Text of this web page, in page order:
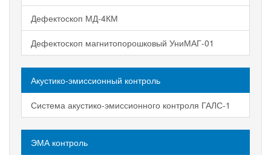
Дефектоскоп МД-4КМ
Дефектоскоп магнитопорошковый УниМАГ-01
Акустико-эмиссионный контроль
Система акустико-эмиссионного контроля ГАЛС-1
ЭМА контроль